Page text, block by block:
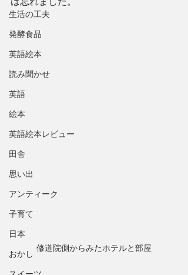
生活の工夫
発酵食品
英語絵本
読み聞かせ
英語
絵本
英語絵本レビュー
田舎
思い出
アンティーク
子育て
日本
おかし
修道院側からみたホテルと部屋